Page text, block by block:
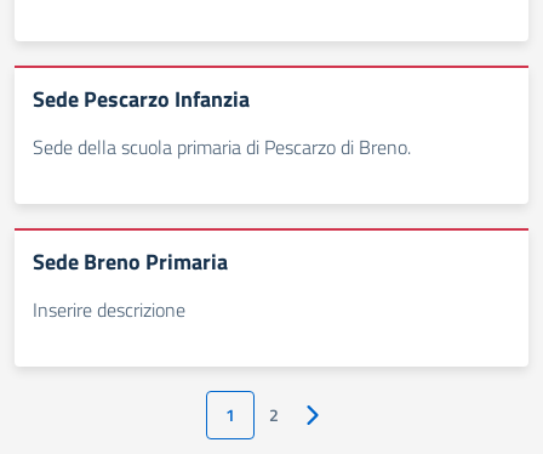
Sede Pescarzo Infanzia
Sede della scuola primaria di Pescarzo di Breno.
Sede Breno Primaria
Inserire descrizione
1 2 Pagina successiva